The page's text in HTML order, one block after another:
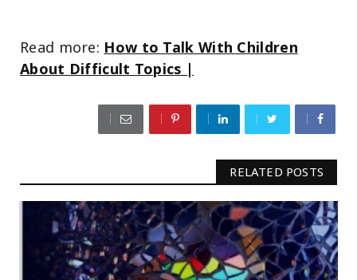
Read more:How to Talk With Children
About Difficult Topics |
RELATED POSTS